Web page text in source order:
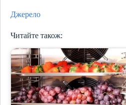
Джерело
Читайте також: